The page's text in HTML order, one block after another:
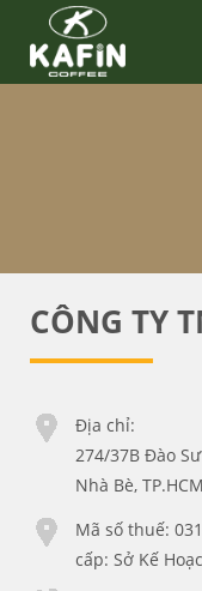
CÔNG TY
Địa chỉ:
274/37B Đào
Nhà Bè, TP.HCM
Mã số thuế:
cấp: Sở Kế